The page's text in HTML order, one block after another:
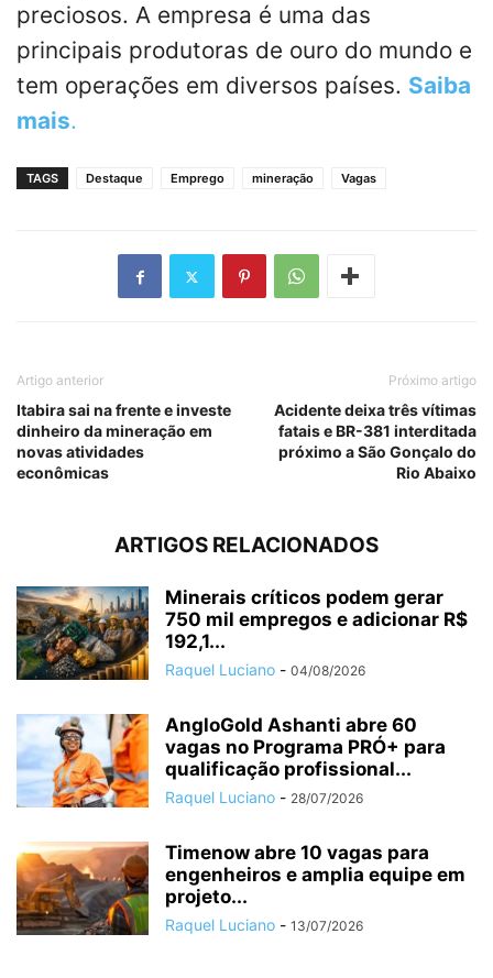
preciosos. A empresa é uma das
principais produtoras de ouro do mundo e
tem operações em diversos países. Saiba
mais.
TAGS Destaque Emprego mineração Vagas
Artigo anterior
Itabira sai na frente e investe
dinheiro da mineração em
novas atividades
econômicas
Próximo artigo
Acidente deixa três vítimas
fatais e BR-381 interditada
próximo a São Gonçalo do
Rio Abaixo
ARTIGOS RELACIONADOS
Minerais críticos podem gerar
750 mil empregos e adicionar R$
192,1...
Raquel Luciano - 04/08/2026
AngloGold Ashanti abre 60
vagas no Programa PRÓ+ para
qualificação profissional...
Raquel Luciano - 28/07/2026
Timenow abre 10 vagas para
engenheiros e amplia equipe em
projeto...
Raquel Luciano - 13/07/2026